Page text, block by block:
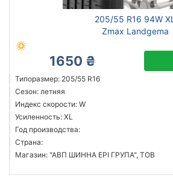
205/55 R16 94W XL
Zmax Landgema
1650 ₴
Типоразмер: 205/55 R16
Сезон: летняя
Индекс скорости: W
Усиленность: XL
Год производства:
Страна:
Магазин: "АВП ШИННА ЕРІ ГРУПА", ТОВ
Страна производства
Сбросить